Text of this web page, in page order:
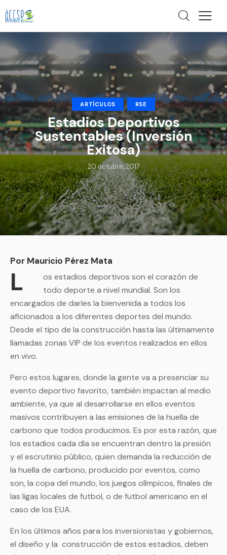
ARTÍCULOS RSE
Estadios Deportivos
Sustentables (Inversión
Exitosa)
20 octubre, 2017
Por Mauricio Pérez Mata
L
os estadios deportivos son el corazón de
todo deporte a nivel mundial. Son los
encargados de darles la bienvenida a todos los
aficionados a los diferentes deportes del mundo.
Desde el tipo de la construcción hasta las últimamente
llamadas zonas VIP de los eventos realizados en ellos
en vivo.
Pero estos lugares, donde la gente va a presenciar su
evento deportivo favorito, también impactan al medio
ambiente, ya que al desarrollarse en ellos eventos
masivos contribuyen a las emisiones de la huella de
carbono que todos producimos. Es por esta razón, que
los estadios cada día se encuentran dentro la presión
y el escrutinio público, quien demanda la reducción de
la huella de carbono, producido por eventos, como
son, la copa del mundo, los juegos olímpicos, finales de
las ligas locales de futbol, o de futbol americano en el
caso de los EUA.
En los últimos años para los inversionistas y gobiernos,
el diseño y la construcción de estos estadios, deben